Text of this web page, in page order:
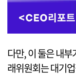
다만, 이 둘은 내
래위원회는 대기